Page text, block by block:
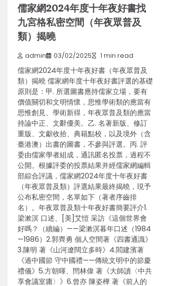
儒家網2024年度十年夜好書找
九宮格私密空間（年夜眾普及
類）揭曉
admin 03/02/2025 1 min read
儒家網2024年度十年夜好書（年夜眾普及
類）揭曉 儒家網年度十年夜好書評選的基礎
原則是：甲. 所選圖書應持儒家立場，要有
價值關切和文明情懷，思惟學術類的應當有
思惟創見、學術新得，年夜眾普及類的應當
持論中正、文辭優美。乙. 名著新版、修訂
重版、文獻收拾、典籍點校，以及境外（含
臺港澳）出書的圖書，不參與評選。丙. 評
委由儒家學者組成，通訊匿名投票，過程不
公開。根據評委的投票結果并經儒家網編輯
部綜合評議，儒家網2024年度十年夜好書
（年夜眾普及類）評選結果最終揭曉，現予
公布私密空間，名單如下（著者序齒排
名）。年夜眾普及類十年夜好書簡要評介1.
梁漱溟 口述、[美]艾愷 采訪《這個世界會
好嗎？（續編）——梁漱溟暮年口述（1984
—1986）2.郭齊勇 個人空間著《四書通識》
3.陳明 著《山河遼闊立多時》4.閻建濱著
《過中國節 守中國禮——傳統文明中的節慶
禮儀》5.方朝暉、閆林偉 著《大師讀〈中共
享會議室庸〉》6.曾亦 陳姿樺 著《前人的